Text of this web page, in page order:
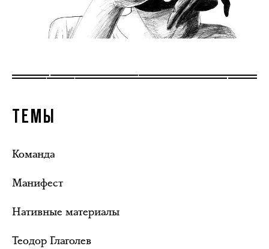
ТЕМЫ
Команда
Манифест
Нативные материалы
Теодор Глаголев